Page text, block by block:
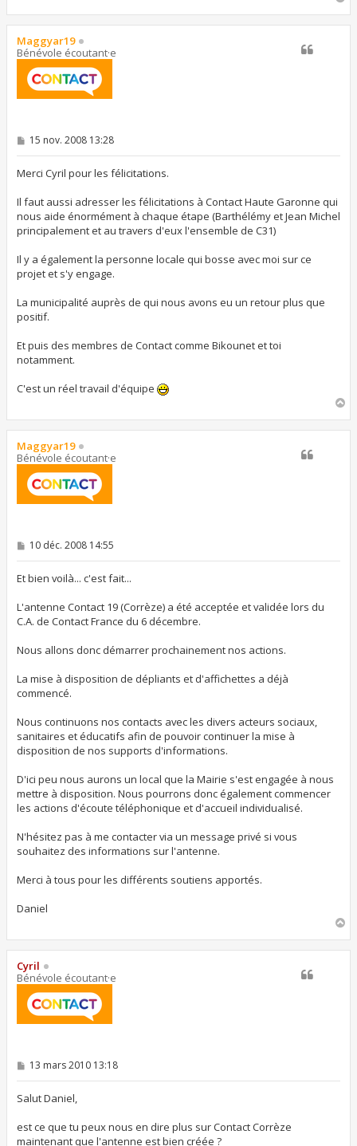
u
Maggyar19
Bénévole écoutant·e
M
s
g
e
15 nov. 2008 13:28
Merci Cyril pour les félicitations.
Il faut aussi adresser les félicitations à Contact Haute Garonne qui
nous aide énormément à chaque étape (Barthélémy et Jean Michel
principalement et au travers d'eux l'ensemble de C31)
Il y a également la personne locale qui bosse avec moi sur ce
projet et s'y engage.
La municipalité auprès de qui nous avons eu un retour plus que
positif.
Et puis des membres de Contact comme Bikounet et toi
notamment.
C'est un réel travail d'équipe
u
Maggyar19
Bénévole écoutant·e
M
s
e
10 déc. 2008 14:55
Et bien voilà... c'est fait...
L'antenne Contact 19 (Corrèze) a été acceptée et validée lors du
C.A. de Contact France du 6 décembre.
Nous allons donc démarrer prochainement nos actions.
La mise à disposition de dépliants et d'affichettes a déjà
commencé.
Nous continuons nos contacts avec les divers acteurs sociaux,
sanitaires et éducatifs afin de pouvoir continuer la mise à
disposition de nos supports d'informations.
D'ici peu nous aurons un local que la Mairie s'est engagée à nous
mettre à disposition. Nous pourrons donc également commencer
les actions d'écoute téléphonique et d'accueil individualisé.
N'hésitez pas à me contacter via un message privé si vous
souhaitez des informations sur l'antenne.
Merci à tous pour les différents soutiens apportés.
Daniel
u
Cyril
Bénévole écoutant·e
M
s
e
13 mars 2010 13:18
Salut Daniel,
est ce que tu peux nous en dire plus sur Contact Corrèze
maintenant que l'antenne est bien créée ?